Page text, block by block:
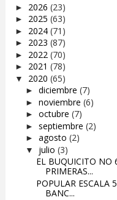
► 2026 (23)
► 2025 (63)
► 2024 (71)
► 2023 (87)
► 2022 (70)
► 2021 (78)
▼ 2020 (65)
► diciembre (7)
► noviembre (6)
► octubre (7)
► septiembre (2)
► agosto (2)
▼ julio (3)
EL BUQUICITO NO
PRIMERAS...
POPULAR ESCALA
BANC...